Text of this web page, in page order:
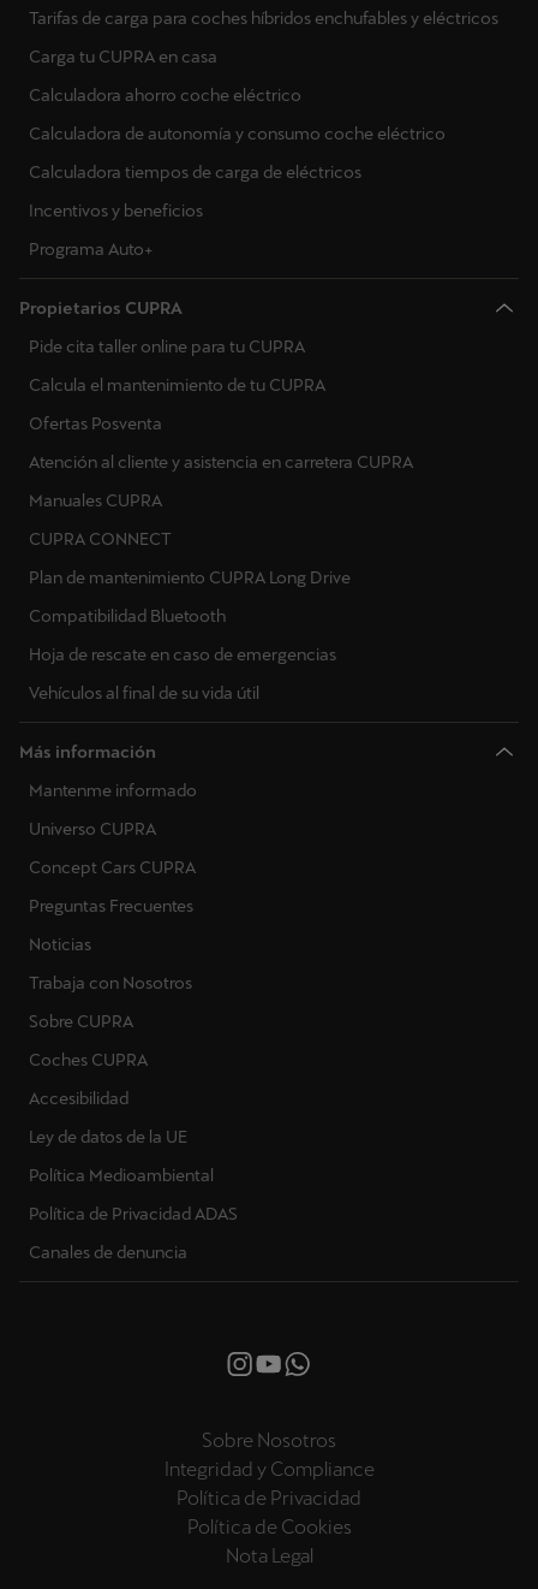
Tarifas de carga para coches híbridos enchufables y eléctricos
Carga tu CUPRA en casa
Calculadora ahorro coche eléctrico
Calculadora de autonomía y consumo coche eléctrico
Calculadora tiempos de carga de eléctricos
Incentivos y beneficios
Programa Auto+
Propietarios CUPRA
Pide cita taller online para tu CUPRA
Calcula el mantenimiento de tu CUPRA
Ofertas Posventa
Atención al cliente y asistencia en carretera CUPRA
Manuales CUPRA
CUPRA CONNECT
Plan de mantenimiento CUPRA Long Drive
Compatibilidad Bluetooth
Hoja de rescate en caso de emergencias
Vehículos al final de su vida útil
Más información
Mantenme informado
Universo CUPRA
Concept Cars CUPRA
Preguntas Frecuentes
Noticias
Trabaja con Nosotros
Sobre CUPRA
Coches CUPRA
Accesibilidad
Ley de datos de la UE
Política Medioambiental
Política de Privacidad ADAS
Canales de denuncia
Sobre Nosotros
Integridad y Compliance
Política de Privacidad
Política de Cookies
Nota Legal